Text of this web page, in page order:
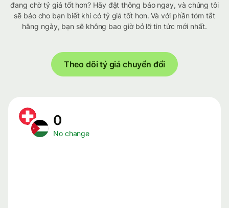
đang chờ tỷ giá tốt hơn? Hãy đặt thông báo ngay, và chúng tôi
sẽ báo cho bạn biết khi có tỷ giá tốt hơn. Và với phần tóm tắt
hằng ngày, bạn sẽ không bao giờ bỏ lỡ tin tức mới nhất.
Theo dõi tỷ giá chuyển đổi
0
No change